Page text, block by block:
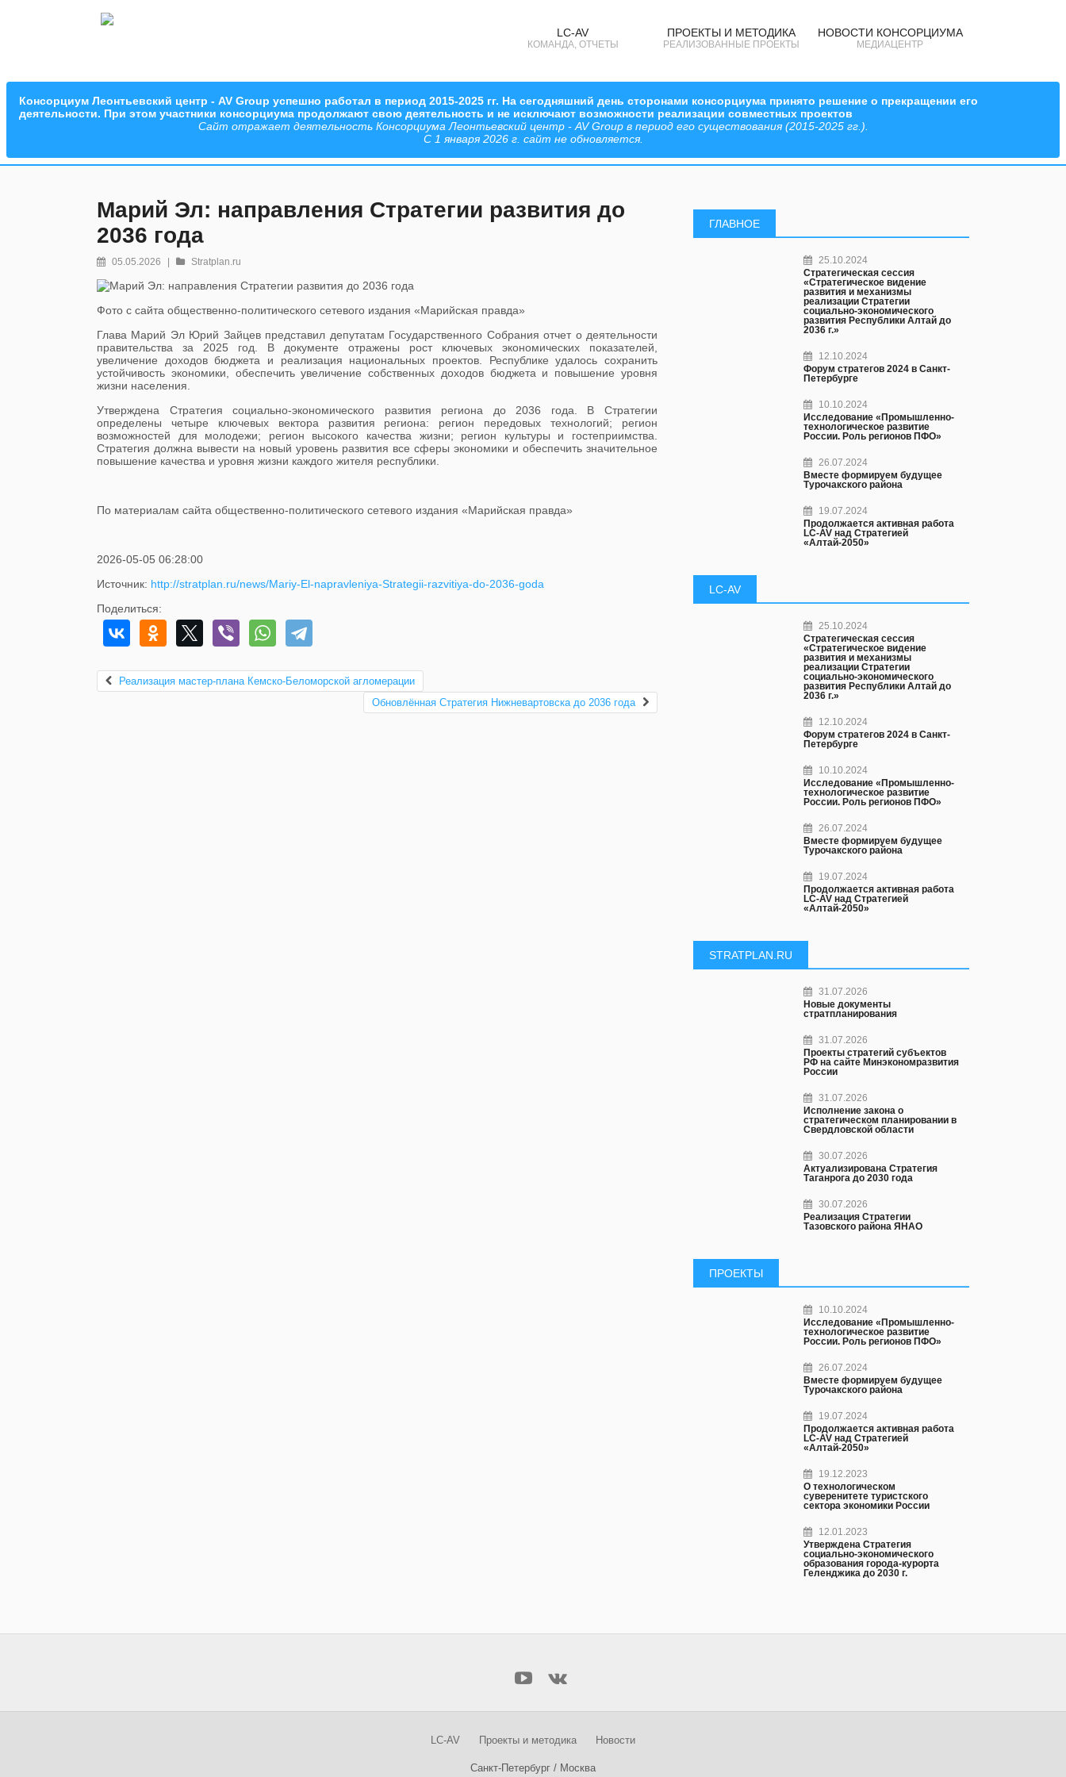
НОВОСТИ КОНСОРЦИУМА
МЕДИАЦЕНТР
ПРОЕКТЫ И МЕТОДИКА
РЕАЛИЗОВАННЫЕ ПРОЕКТЫ
LC-AV
КОМАНДА, ОТЧЕТЫ
Консорциум Леонтьевский центр - AV Group успешно работал в период 2015-2025 гг. На сегодняшний день сторонами консорциума принято решение о прекращении его
деятельности. При этом участники консорциума продолжают свою деятельность и не исключают возможности реализации совместных проектов
Сайт отражает деятельность Консорциума Леонтьевский центр - AV Group в период его существования (2015-2025 гг.).
С 1 января 2026 г. сайт не обновляется.
Марий Эл: направления Стратегии развития до
2036 года
05.05.2026 Stratplan.ru
Фото с сайта общественно-политического сетевого издания «Марийская правда»
Глава Марий Эл Юрий Зайцев представил депутатам Государственного Собрания отчет о деятельности
правительства за 2025 год. В документе отражены рост ключевых экономических показателей,
увеличение доходов бюджета и реализация национальных проектов. Республике удалось сохранить
устойчивость экономики, обеспечить увеличение собственных доходов бюджета и повышение уровня
жизни населения.
Утверждена Стратегия социально-экономического развития региона до 2036 года. В Стратегии
определены четыре ключевых вектора развития региона: регион передовых технологий; регион
возможностей для молодежи; регион высокого качества жизни; регион культуры и гостеприимства.
Стратегия должна вывести на новый уровень развития все сферы экономики и обеспечить значительное
повышение качества и уровня жизни каждого жителя республики.
По материалам сайта общественно-политического сетевого издания «Марийская правда»
2026-05-05 06:28:00
Источник: http://stratplan.ru/news/Mariy-El-napravleniya-Strategii-razvitiya-do-2036-goda
Поделиться:
Реализация мастер-плана Кемско-Беломорской агломерации
Обновлённая Стратегия Нижневартовска до 2036 года
ГЛАВНОЕ
25.10.2024
Стратегическая сессия
«Стратегическое видение
развития и механизмы
реализации Стратегии
социально-экономического
развития Республики Алтай до
2036 г.»
12.10.2024
Форум стратегов 2024 в Санкт-
Петербурге
10.10.2024
Исследование «Промышленно-
технологическое развитие
России. Роль регионов ПФО»
26.07.2024
Вместе формируем будущее
Турочакского района
19.07.2024
Продолжается активная работа
LC-AV над Стратегией
«Алтай-2050»
LC-AV
25.10.2024
Стратегическая сессия
«Стратегическое видение
развития и механизмы
реализации Стратегии
социально-экономического
развития Республики Алтай до
2036 г.»
12.10.2024
Форум стратегов 2024 в Санкт-
Петербурге
10.10.2024
Исследование «Промышленно-
технологическое развитие
России. Роль регионов ПФО»
26.07.2024
Вместе формируем будущее
Турочакского района
19.07.2024
Продолжается активная работа
LC-AV над Стратегией
«Алтай-2050»
STRATPLAN.RU
31.07.2026
Новые документы
стратпланирования
31.07.2026
Проекты стратегий субъектов
РФ на сайте Минэкономразвития
России
31.07.2026
Исполнение закона о
стратегическом планировании в
Свердловской области
30.07.2026
Актуализирована Стратегия
Таганрога до 2030 года
30.07.2026
Реализация Стратегии
Тазовского района ЯНАО
ПРОЕКТЫ
10.10.2024
Исследование «Промышленно-
технологическое развитие
России. Роль регионов ПФО»
26.07.2024
Вместе формируем будущее
Турочакского района
19.07.2024
Продолжается активная работа
LC-AV над Стратегией
«Алтай-2050»
19.12.2023
О технологическом
суверенитете туристского
сектора экономики России
12.01.2023
Утверждена Стратегия
социально-экономического
образования города-курорта
Геленджика до 2030 г.
LC-AV Проекты и методика Новости
Санкт-Петербург / Москва